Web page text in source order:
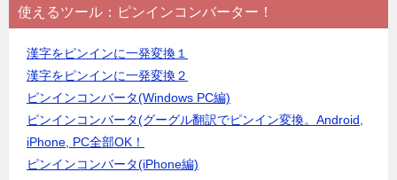
使えるツール：ピンインコンバーター！
漢字をピンインに一発変換１
漢字をピンインに一発変換２
ピンインコンバータ(Windows PC編)
ピンインコンバータ(グーグル翻訳でピンイン変換。Android,
iPhone, PC全部OK！
ピンインコンバータ(iPhone編)